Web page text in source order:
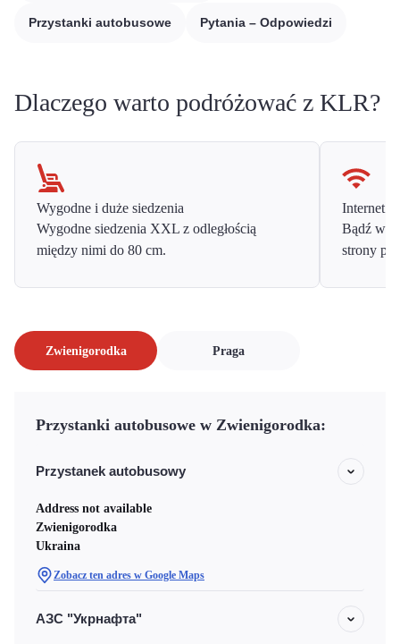
Przystanki autobusowe Pytania – Odpowiedzi
Dlaczego warto podróżować z KLR?
Wygodne i duże siedzenia
Wygodne siedzenia XXL z odległością
między nimi do 80 cm.
Internet
Bądź w
strony
Zwienigorodka Praga
Przystanki autobusowe w Zwienigorodka:
Przystanek autobusowy
Address not available
Zwienigorodka
Ukraina
Zobacz ten adres w Google Maps
АЗС "Укрнафта"